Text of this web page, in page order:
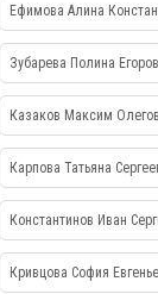
Ефимова Алина
Зубарева Полина
Казаков Максим
Карпова Татьяна
Константинов Иван
Кривцова София